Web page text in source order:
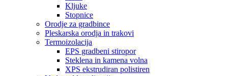
Kljuke
Stopnice
Orodje za gradbince
Pleskarska orodja in trakovi
Termoizolacija
EPS gradbeni stiropor
Steklena in kamena volna
XPS ekstrudiran polistiren